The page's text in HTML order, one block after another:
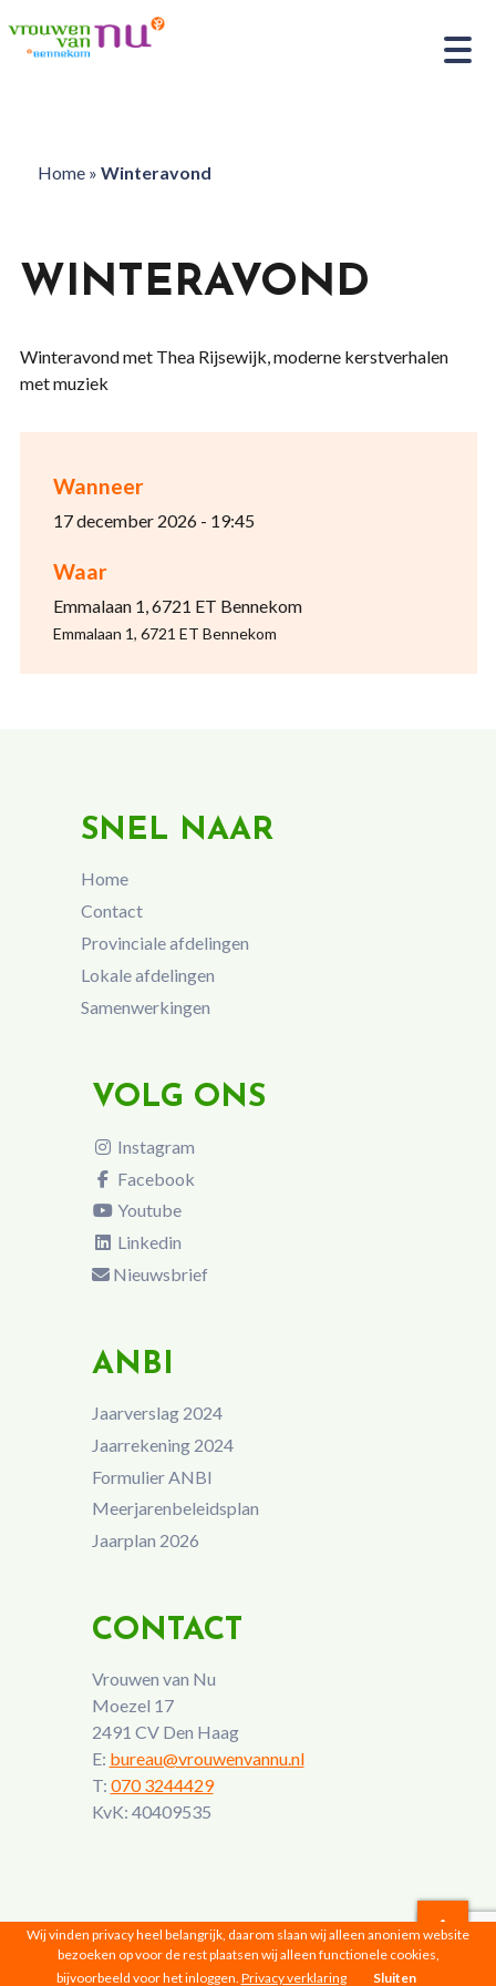
Home» Winteravond
Wanneer
17 december 2026 - 19:45
Waar
Emmalaan 1, 6721 ET Bennekom
Emmalaan 1, 6721 ET Bennekom
WINTERAVOND
Winteravond met Thea Rijsewijk, moderne kerstverhalen
met muziek
SNEL NAAR
Home
Contact
Provinciale afdelingen
Lokale afdelingen
Samenwerkingen
VOLG ONS
Instagram
Facebook
Youtube
Linkedin
Nieuwsbrief
ANBI
Jaarverslag 2024
Jaarrekening 2024
Formulier ANBI
Meerjarenbeleidsplan
Jaarplan 2026
CONTACT
Vrouwen van Nu
Moezel 17
2491 CV Den Haag
E: bureau@vrouwenvannu.nl
T: 070 3244429
KvK: 40409535
Vrouwen van Nu © 2026 |Privacyverklaring
Wij vinden privacy heel belangrijk, daarom slaan wij alleen anoniem website
bezoeken op voor de rest plaatsen wij alleen functionele cookies,
bijvoorbeeld voor het inloggen. Privacy verklaring Sluiten